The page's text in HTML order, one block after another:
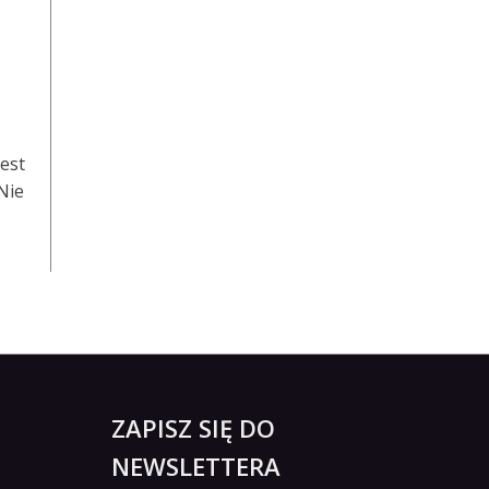
ZAPISZ SIĘ DO
NEWSLETTERA